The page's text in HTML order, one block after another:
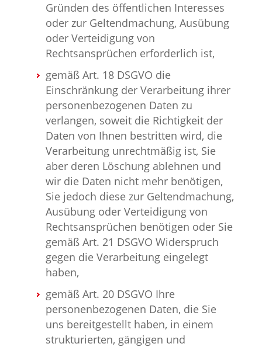
Gründen des öffentlichen Interesses
oder zur Geltendmachung, Ausübung
oder Verteidigung von
Rechtsansprüchen erforderlich ist,
gemäß Art. 18 DSGVO die
Einschränkung der Verarbeitung ihrer
personenbezogenen Daten zu
verlangen, soweit die Richtigkeit der
Daten von Ihnen bestritten wird, die
Verarbeitung unrechtmäßig ist, Sie
aber deren Löschung ablehnen und
wir die Daten nicht mehr benötigen,
Sie jedoch diese zur Geltendmachung,
Ausübung oder Verteidigung von
Rechtsansprüchen benötigen oder Sie
gemäß Art. 21 DSGVO Widerspruch
gegen die Verarbeitung eingelegt
haben,
gemäß Art. 20 DSGVO Ihre
personenbezogenen Daten, die Sie
uns bereitgestellt haben, in einem
strukturierten, gängigen und